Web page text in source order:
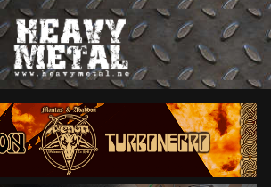
Nyheter
Omtaler
Intervjuer